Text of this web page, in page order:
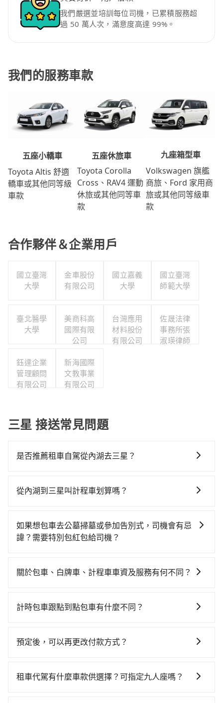
我們嚴選並培訓每位司機，已累積服務超
過 50 萬人次，滿意度高達 99%。
我們的服務車款
五座小轎車
Toyota Altis 舒適
轎車或其他同等級
車款
五座休旅車
Toyota Corolla
Cross、RAV4 運動
休旅或其他同等車
款
九座箱型車
Volkswagen 旗艦
商旅、Ford 家用商
旅或其他同等級車
款
合作夥伴＆企業用戶
國立臺灣
大學
金車股份
有限公司
國立嘉義
大學
國立臺灣
師範大學
臺北醫學
大學
美商科高
國際有限
公司
台灣應用
材料股份
有限公司
佐晟法律
事務所張
淑瑛律師
鈺達企業
管理顧問
有限公司
新海國際
文教事業
有限公司
三星 接送常見問題
是否推薦租車自駕從內湖去三星？
時不需要閉目養神（因為要自己開車），最重要的是你
$115~205承租小轎車，每公里再額外加收$3.2，從內湖
到三星的花費預估為$1,050~1,600（金額差異來自於平
額外的汽車保險與可能的罰單都需自付。再者，和運的
是沒有較大的七人座或九人座可供選擇，而且無人租車
都好像在開樂透一樣。另外，偶爾也會遇到明明已經預
客的人來說就有不小的風險。最後，雖然路邊隨租隨還
從內湖到三星叫計程車划算嗎？
灣大車隊、Uber、Line Taxi、Yoxi等，如果在路邊攔不
到車，也可考慮打電話至內湖附近的計程車隊，如臺北
到回程，宜蘭縣僅有合法計程車約750輛，數量約為台北
你們人數超過四位時，叫兩輛計程車的費用就貴了，如
如果想包車去公墓掃墓或參加告別式，司機會有忌
諱？需要特別包紅包給司機？
都會提供接送服務。不過，如果您有其他特殊要求，例
續爭議。此外，是否需要給司機紅包或小費，則可以由
關於包車、白牌車、計程車車資及服務有何不同？
明： 包車：可以依照個人行程需要靈活安排時間，價格
也會計算延遲費用，最終價格通常要下車時才知。價格
處理。
計時包車跟點到點包車有什麼不同？
不同之處： 計時包車：計時包車是按照用車時間來計
多個地點間來回穿梭的客戶，例如市區觀光、商務差旅
預定後，可以再更改付款方式？
可以在用車前一天凌晨六點前填寫取消訂單申請表，取
租車代駕有什麼車款供選擇？可指定九人座嗎？